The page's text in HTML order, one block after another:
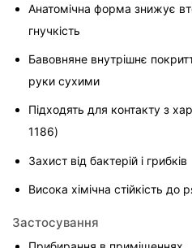
Анатомічна форма знижує
гнучкість
Бавовняне внутрішнє
руки сухими
Підходять для контакту з
1186)
Захист від бактерій і грибків
Висока хімічна стійкість
Застосування